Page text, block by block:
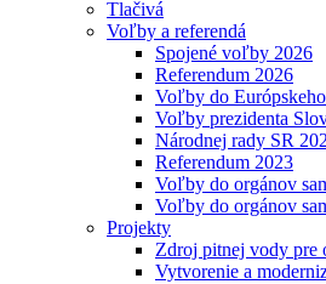
Tlačivá
Voľby a referendá
Spojené voľby 2026
Referendum 2026
Voľby do
Voľby prezidenta
Národnej rady SR
Referendum 2023
Voľby do orgánov
Voľby do orgánov
Projekty
Zdroj pitnej vody pre
Vytvorenie a